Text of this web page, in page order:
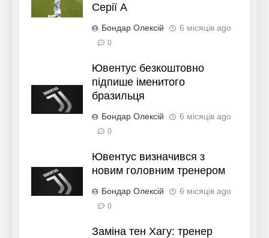
Серії А
Бондар Олексій 6 місяців ago
0
Ювентус безкоштовно
підпише іменитого
бразильця
Бондар Олексій 6 місяців ago
0
Ювентус визначився з
новим головним тренером
Бондар Олексій 6 місяців ago
0
Заміна тен Хагу: тренер